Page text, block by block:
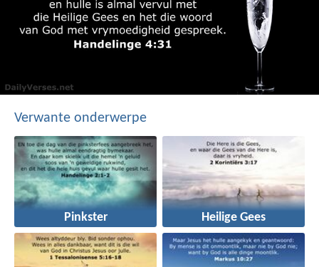
Verwante onderwerpe
Pinkster Heilige Gees